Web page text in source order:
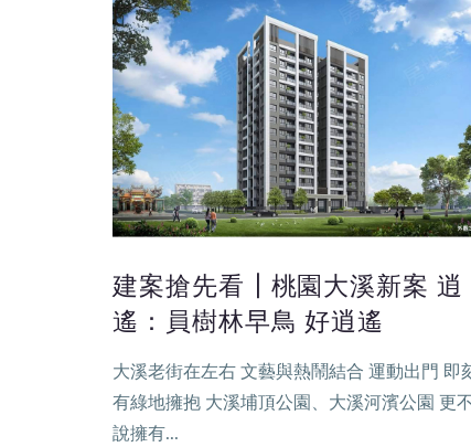
建案搶先看┃桃園大溪新案 逍
遙：員樹林早鳥 好逍遙
大溪老街在左右 文藝與熱鬧結合 運動出門 即
有綠地擁抱 大溪埔頂公園、大溪河濱公園 更
說擁有...